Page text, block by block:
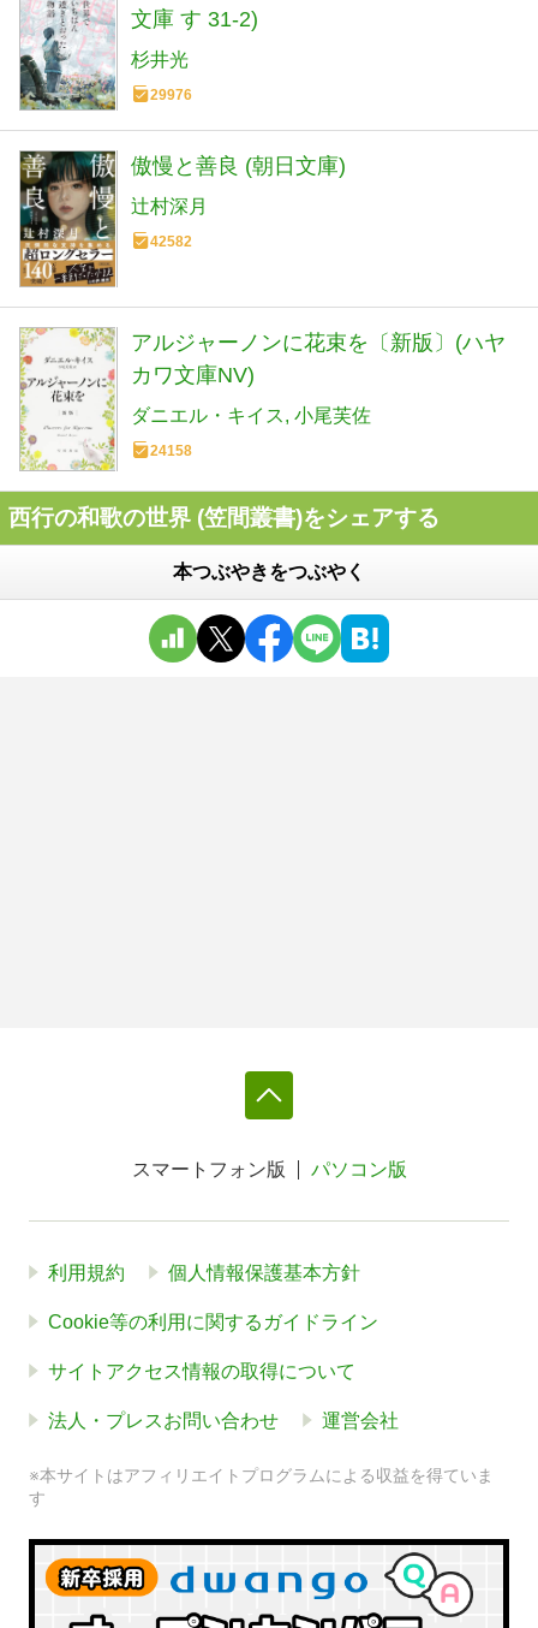
文庫 す 31-2)
杉井光
29976
傲慢と善良 (朝日文庫)
辻村深月
42582
アルジャーノンに花束を〔新版〕(ハヤ
カワ文庫NV)
ダニエル・キイス 小尾芙佐
24158
西行の和歌の世界 (笠間叢書)をシェアする
本つぶやきをつぶやく
スマートフォン版 パソコン版
利用規約 個人情報保護基本方針
Cookie等の利用に関するガイドライン
サイトアクセス情報の取得について
法人・プレスお問い合わせ 運営会社
※本サイトはアフィリエイトプログラムによる収益を得ていま
す